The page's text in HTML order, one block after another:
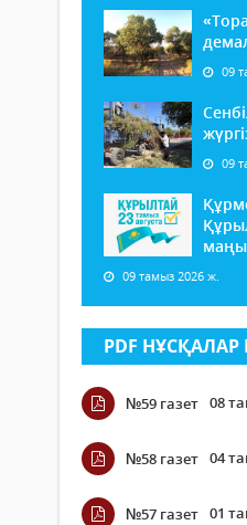
09
09
09 тамыз 2026 ж.
PDF
№59 газет 08
№58 газет 04
№57 газет 01